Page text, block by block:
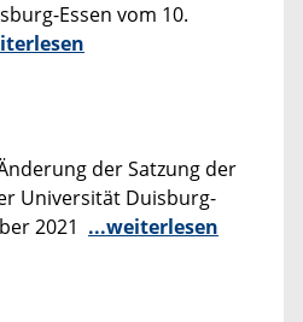
Essen vom 10.
der Satzung der
Universität Duisburg-
2021 ...weiterlesen